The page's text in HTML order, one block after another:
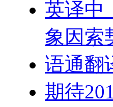
英译中
象因索
语通翻
期待